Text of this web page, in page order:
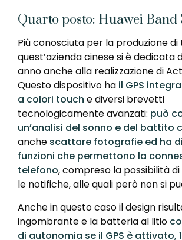
Quarto posto: Huawei Band
Più conosciuta per la produzione di
quest’azienda cinese si è dedicata
anno anche alla realizzazione di
Questo dispositivo ha il GPS
a colori touch e diversi brevetti
tecnologicamente avanzati: può
un’analisi del sonno e del battito
anche scattare fotografie ed ha
funzioni che permettono la
telefono, compreso la possibilità di
le notifiche, alle quali però non si
Anche in questo caso il design
ingombrante e la batteria al litio
di autonomia se il GPS è attivato,